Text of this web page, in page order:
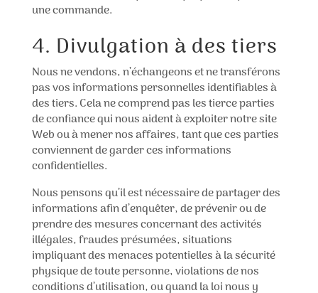
une commande.
4. Divulgation à des tiers
Nous ne vendons, n’échangeons et ne transférons
pas vos informations personnelles identifiables à
des tiers. Cela ne comprend pas les tierce parties
de confiance qui nous aident à exploiter notre site
Web ou à mener nos affaires, tant que ces parties
conviennent de garder ces informations
confidentielles.
Nous pensons qu’il est nécessaire de partager des
informations afin d’enquêter, de prévenir ou de
prendre des mesures concernant des activités
illégales, fraudes présumées, situations
impliquant des menaces potentielles à la sécurité
physique de toute personne, violations de nos
conditions d’utilisation, ou quand la loi nous y